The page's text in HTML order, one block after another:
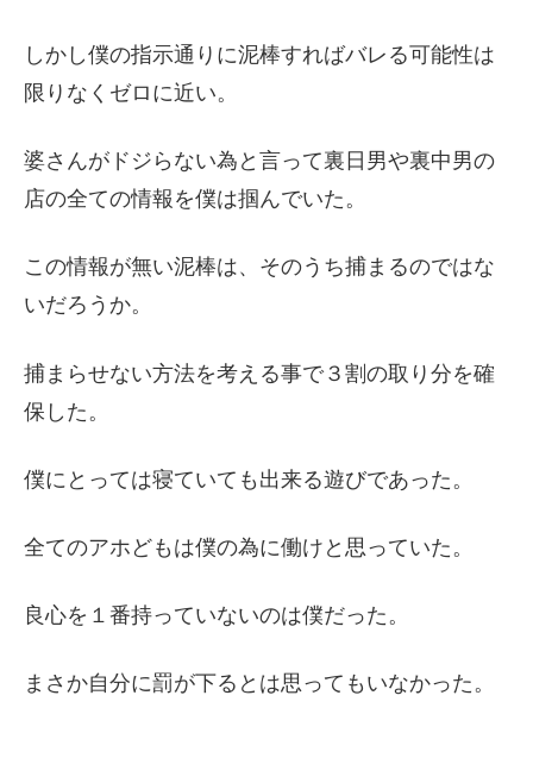
しかし僕の指示通りに泥棒すればバレる可能性は
限りなくゼロに近い。
婆さんがドジらない為と言って裏日男や裏中男の
店の全ての情報を僕は掴んでいた。
この情報が無い泥棒は、そのうち捕まるのではな
いだろうか。
捕まらせない方法を考える事で３割の取り分を確
保した。
僕にとっては寝ていても出来る遊びであった。
全てのアホどもは僕の為に働けと思っていた。
良心を１番持っていないのは僕だった。
まさか自分に罰が下るとは思ってもいなかった。